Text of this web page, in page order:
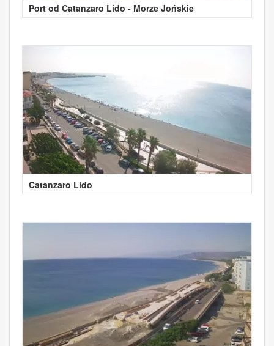
Port od Catanzaro Lido - Morze Jońskie
Catanzaro Lido